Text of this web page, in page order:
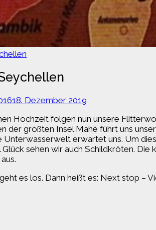
18. Dezember 2019
Hochzeit folgen nun unsere
der größten Insel Mahè führt uns
erwartet uns. Um
Glück sehen wir auch Schildkröten.
es los. Dann heißt es: Next stop –